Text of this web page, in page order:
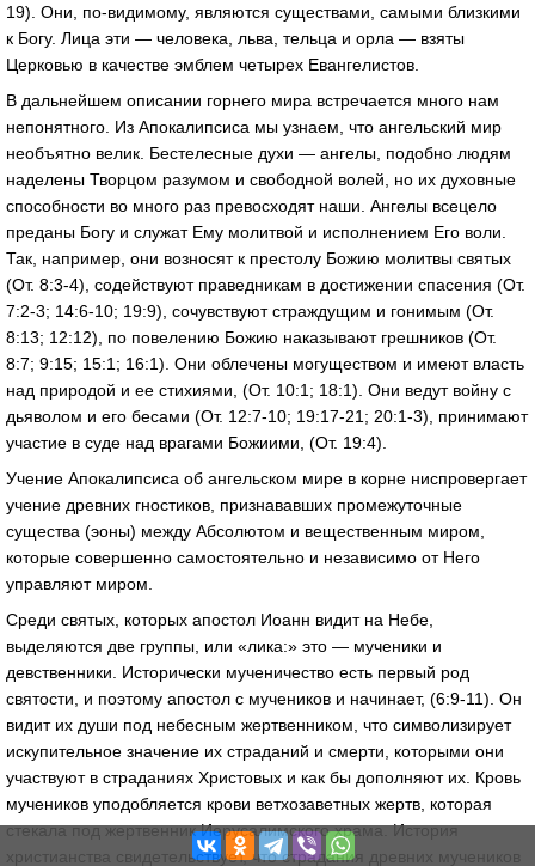
19). Они, по-видимому, являются существами, самыми близкими
к Богу. Лица эти — человека, льва, тельца и орла — взяты
Церковью в качестве эмблем четырех Евангелистов.
В дальнейшем описании горнего мира встречается много нам
непонятного. Из Апокалипсиса мы узнаем, что ангельский мир
необъятно велик. Бестелесные духи — ангелы, подобно людям
наделены Творцом разумом и свободной волей, но их духовные
способности во много раз превосходят наши. Ангелы всецело
преданы Богу и служат Ему молитвой и исполнением Его воли.
Так, например, они возносят к престолу Божию молитвы святых
(От. 8:3-4), содействуют праведникам в достижении спасения (От.
7:2-3; 14:6-10; 19:9), сочувствуют страждущим и гонимым (От.
8:13; 12:12), по повелению Божию наказывают грешников (От.
8:7; 9:15; 15:1; 16:1). Они облечены могуществом и имеют власть
над природой и ее стихиями, (От. 10:1; 18:1). Они ведут войну с
дьяволом и его бесами (От. 12:7-10; 19:17-21; 20:1-3), принимают
участие в суде над врагами Божиими, (От. 19:4).
Учение Апокалипсиса об ангельском мире в корне ниспровергает
учение древних гностиков, признававших промежуточные
существа (эоны) между Абсолютом и вещественным миром,
которые совершенно самостоятельно и независимо от Него
управляют миром.
Среди святых, которых апостол Иоанн видит на Небе,
выделяются две группы, или «лика:» это — мученики и
девственники. Исторически мученичество есть первый род
святости, и поэтому апостол с мучеников и начинает, (6:9-11). Он
видит их души под небесным жертвенником, что символизирует
искупительное значение их страданий и смерти, которыми они
участвуют в страданиях Христовых и как бы дополняют их. Кровь
мучеников уподобляется крови ветхозаветных жертв, которая
стекала под жертвенник Иерусалимского храма. История
христианства свидетельствует, что страдания древних мучеников